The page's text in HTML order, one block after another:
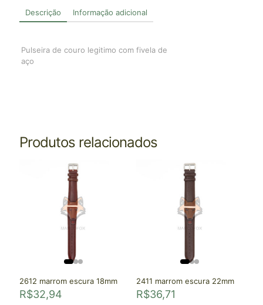
Descrição Informação adicional
Pulseira de couro legitimo com fivela de
aço
Produtos relacionados
2612 marrom escura 18mm
R$32,94
2411 marrom escura 22mm
R$36,71